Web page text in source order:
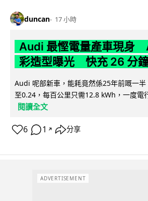
duncan 17 小時
Audi 最慳電量產車現身
彩造型曝光 快充 26 分
Audi 呢部新車，能耗竟然係25年前嘅一
至0.24，每百公里只需12.8 kWh，一度電
閱讀全文
6 1 ↗ 分享
ADVERTISEMENT